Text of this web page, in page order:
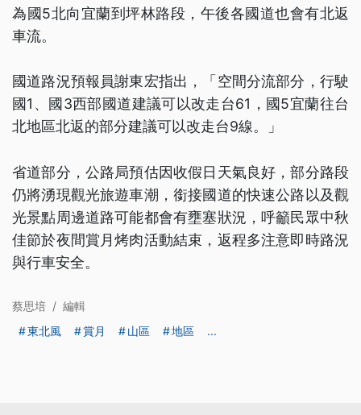
為國5北向宜蘭到坪林路段，午後各國道也會有北返
車流。
國道路況預報員謝東宏指出，「空間分流部分，行駛
國1、國3西部國道建議可以改走台61，國5宜蘭往台
北地區北返的部分建議可以改走台9線。」
省道部分，公路局預估因收假日天氣良好，部分路段
仍將湧現觀光旅遊車潮，銜接國道的快速公路以及觀
光景點周邊道路可能都會有壅塞狀況，呼籲民眾中秋
佳節於夜間賞月烤肉活動結束，返程多注意即時路況
與行車安全。
蔡思培 / 編輯
東北風
賞月 山區 地區 ...